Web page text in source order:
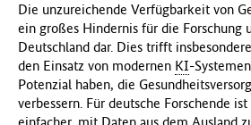
Die unzureichende Verfügbarkeit von
ein großes Hindernis für die Forschung
Deutschland dar. Dies trifft
den Einsatz von modernen KI-
Potenzial haben, die
verbessern. Für deutsche Forschende